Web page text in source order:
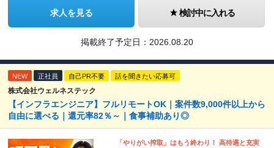
求人を見る 検討中に入れる
掲載終了予定日： 2026.08.20
NEW 正社員 自己PR不要 話を聞きたい応募可
株式会社ウェルネステック
【インフラエンジニア】フルリモートOK｜案件数9,000件以上から
自由に選べる｜還元率82％～｜食事補助あり◎
「やりがい搾取」はもう終わり！ 高待遇と充実